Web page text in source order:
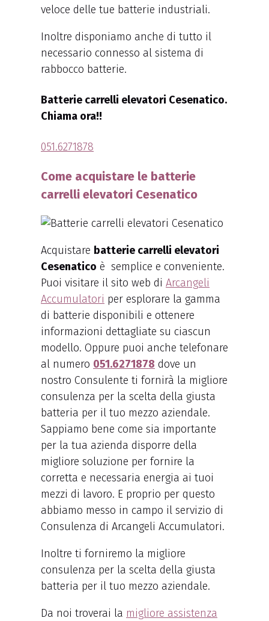
veloce delle tue batterie industriali.
Inoltre disponiamo anche di tutto il
necessario connesso al sistema di
rabbocco batterie.
Batterie carrelli elevatori Cesenatico.
Chiama ora!!
051.6271878
Come acquistare le batterie
carrelli elevatori Cesenatico
Acquistare batterie carrelli elevatori
Cesenatico è semplice e conveniente.
Puoi visitare il sito web di Arcangeli
Accumulatori per esplorare la gamma
di batterie disponibili e ottenere
informazioni dettagliate su ciascun
modello. Oppure puoi anche telefonare
al numero 051.6271878 dove un
nostro Consulente ti fornirà la migliore
consulenza per la scelta della giusta
batteria per il tuo mezzo aziendale.
Sappiamo bene come sia importante
per la tua azienda disporre della
migliore soluzione per fornire la
corretta e necessaria energia ai tuoi
mezzi di lavoro. E proprio per questo
abbiamo messo in campo il servizio di
Consulenza di Arcangeli Accumulatori.
Inoltre ti forniremo la migliore
consulenza per la scelta della giusta
batteria per il tuo mezzo aziendale.
Da noi troverai la migliore assistenza